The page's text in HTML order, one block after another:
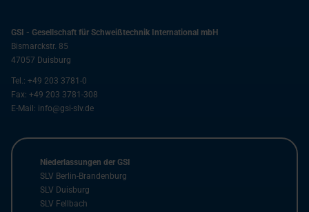
GSI - Gesellschaft für Schweißtechnik International mbH
Bismarckstr. 85
47057 Duisburg
Tel.: +49 203 3781-0
Fax: +49 203 3781-308
E-Mail: info@gsi-slv.de
Niederlassungen der GSI
SLV Berlin-Brandenburg
SLV Duisburg
SLV Fellbach